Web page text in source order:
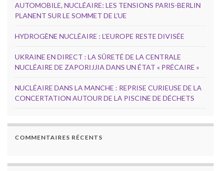
AUTOMOBILE, NUCLÉAIRE: LES TENSIONS PARIS-BERLIN
PLANENT SUR LE SOMMET DE L’UE
HYDROGÈNE NUCLÉAIRE : L’EUROPE RESTE DIVISÉE
UKRAINE EN DIRECT : LA SÛRETÉ DE LA CENTRALE
NUCLÉAIRE DE ZAPORIJJIA DANS UN ÉTAT « PRÉCAIRE »
NUCLÉAIRE DANS LA MANCHE : REPRISE CURIEUSE DE LA
CONCERTATION AUTOUR DE LA PISCINE DE DÉCHETS
COMMENTAIRES RÉCENTS